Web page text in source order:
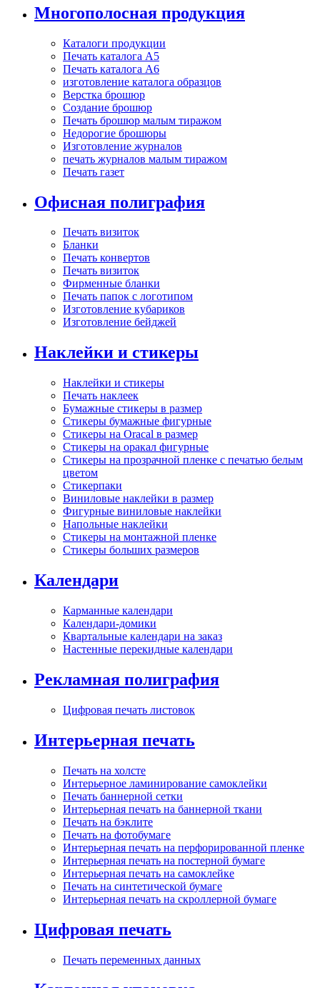
Многополосная продукция
Каталоги продукции
Печать каталога А5
Печать каталога А6
изготовление каталога образцов
Верстка брошюр
Создание брошюр
Печать брошюр малым тиражом
Недорогие брошюры
Изготовление журналов
печать журналов малым тиражом
Печать газет
Офисная полиграфия
Печать визиток
Бланки
Печать конвертов
Печать визиток
Фирменные бланки
Печать папок с логотипом
Изготовление кубариков
Изготовление бейджей
Наклейки и стикеры
Наклейки и стикеры
Печать наклеек
Бумажные стикеры в размер
Стикеры бумажные фигурные
Стикеры на Oracal в размер
Стикеры на оракал фигурные
Стикеры на прозрачной пленке с печатью белым
цветом
Стикерпаки
Виниловые наклейки в размер
Фигурные виниловые наклейки
Напольные наклейки
Стикеры на монтажной пленке
Стикеры больших размеров
Календари
Карманные календари
Календари-домики
Квартальные календари на заказ
Настенные перекидные календари
Рекламная полиграфия
Цифровая печать листовок
Интерьерная печать
Печать на холсте
Интерьерное ламинирование самоклейки
Печать баннерной сетки
Интерьерная печать на баннерной ткани
Печать на бэклите
Печать на фотобумаге
Интерьерная печать на перфорированной пленке
Интерьерная печать на постерной бумаге
Интерьерная печать на самоклейке
Печать на синтетической бумаге
Интерьерная печать на скроллерной бумаге
Цифровая печать
Печать переменных данных